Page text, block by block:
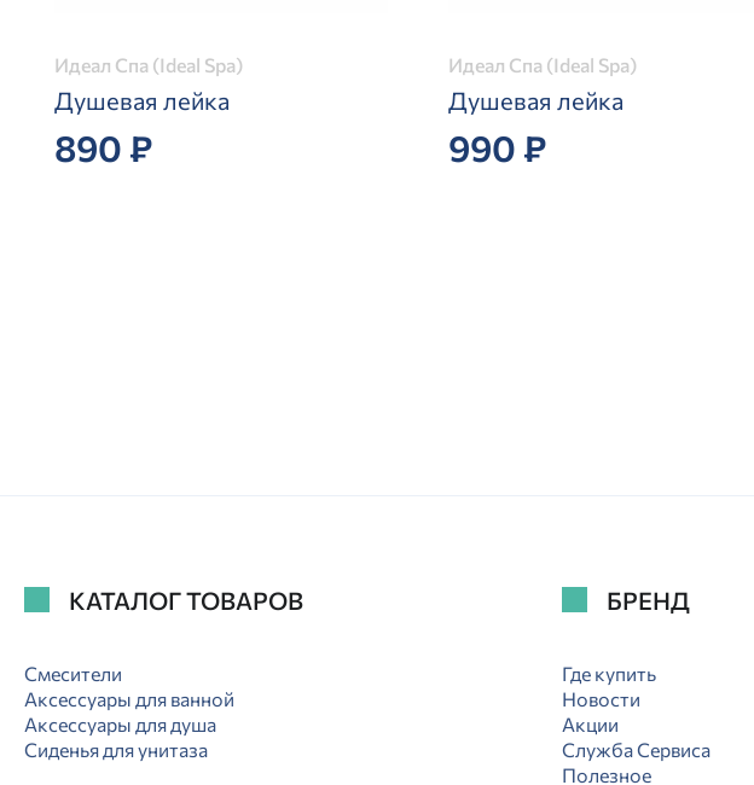
Идеал Спа (Ideal Spa)
Душевая лейка
890 ₽
Идеал Спа (Ideal Spa)
Душевая лейка
990 ₽
КАТАЛОГ ТОВАРОВ
Смесители
Аксессуары для ванной
Аксессуары для душа
Сиденья для унитаза
БРЕНД
Где купить
Новости
Акции
Служба Сервиса
Полезное